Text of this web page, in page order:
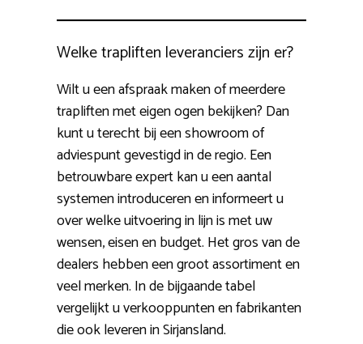
Welke trapliften leveranciers zijn er?
Wilt u een afspraak maken of meerdere
trapliften met eigen ogen bekijken? Dan
kunt u terecht bij een showroom of
adviespunt gevestigd in de regio. Een
betrouwbare expert kan u een aantal
systemen introduceren en informeert u
over welke uitvoering in lijn is met uw
wensen, eisen en budget. Het gros van de
dealers hebben een groot assortiment en
veel merken. In de bijgaande tabel
vergelijkt u verkooppunten en fabrikanten
die ook leveren in Sirjansland.